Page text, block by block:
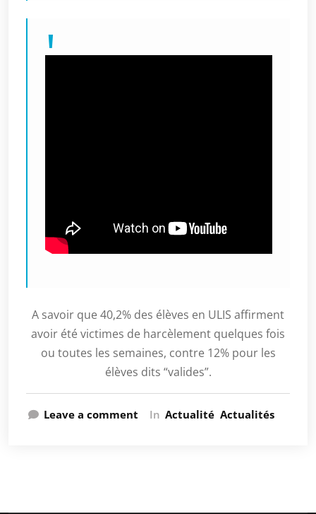
A savoir que 40,2% des élèves en ULIS affirment
avoir été victimes de harcèlement quelques fois
ou toutes les semaines, contre 12% pour les
élèves dits “valides”.
Leave a comment In Actualité Actualités